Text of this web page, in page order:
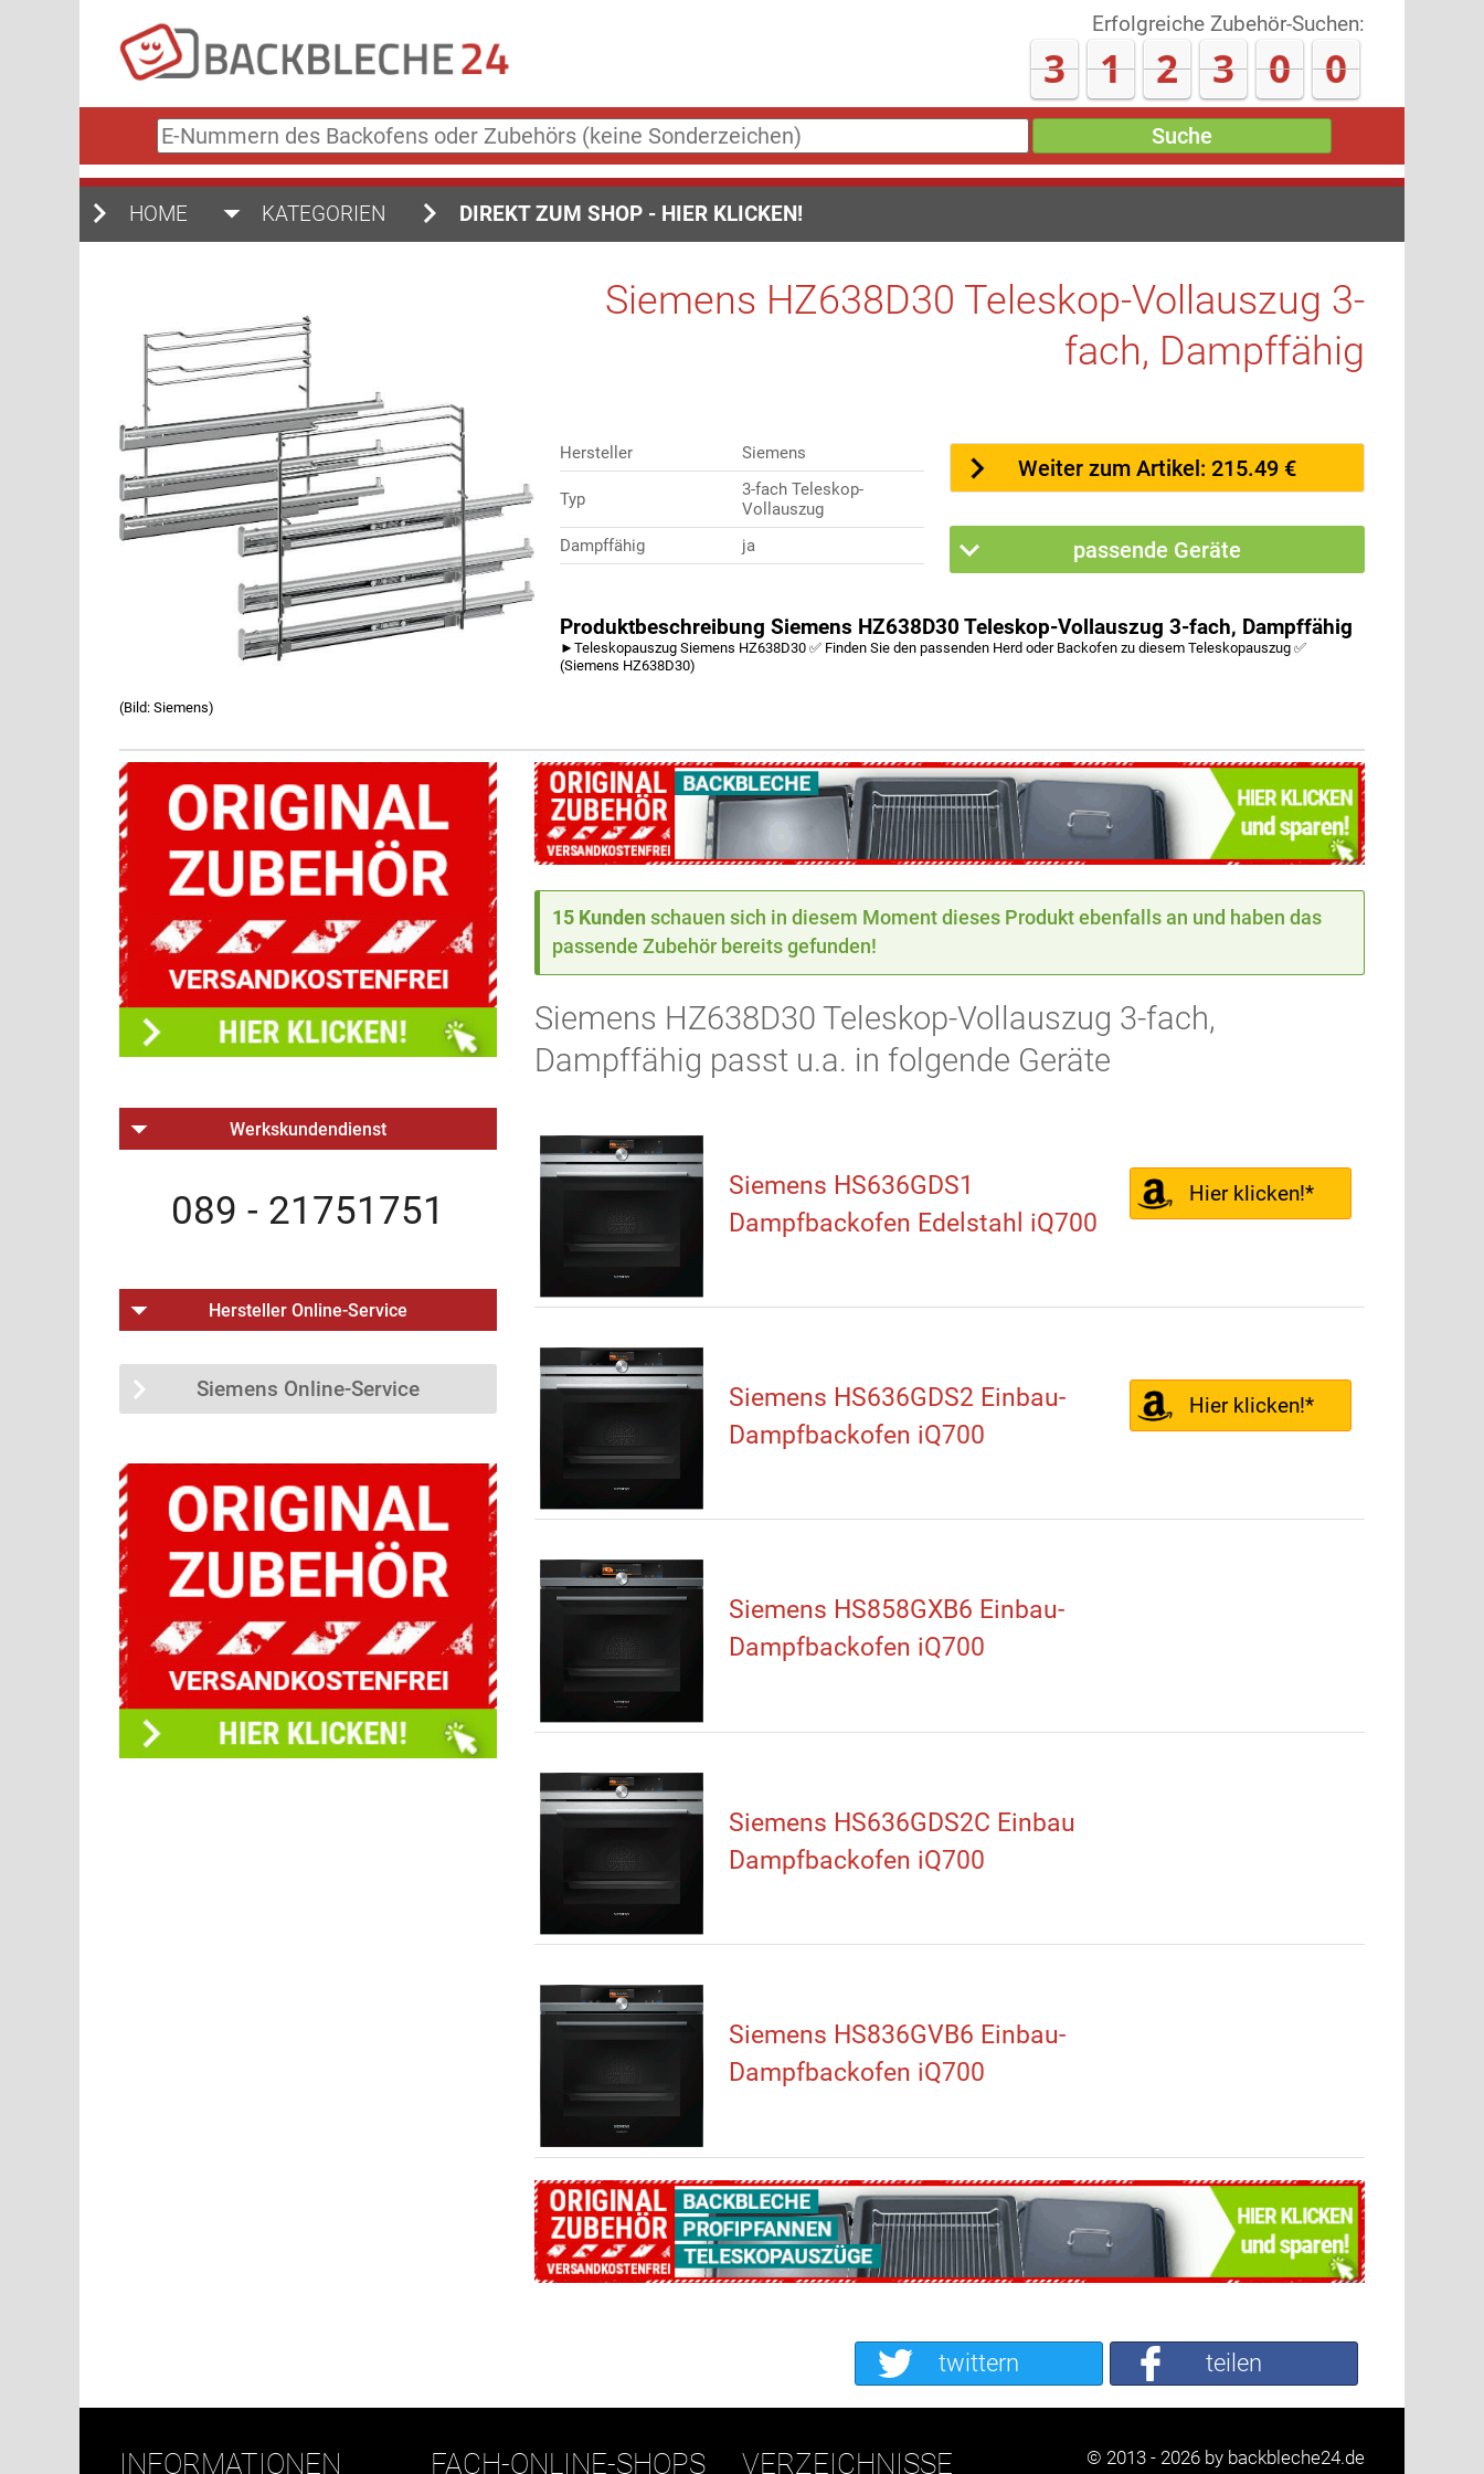
Erfolgreiche Zubehör-Suchen:
3 1 2 3 0 7
E-
Nummern
des
oder
Suche
HOME KATEGORIEN DIREKT ZUM SHOP - HIER KLICKEN!
(Bild: Siemens)
Siemens HZ638D30 Teleskop-Vollauszug 3-
fach, Dampffähig
Hersteller Siemens
Typ
3-fach Teleskop-
Vollauszug
Dampffähig
ja
Weiter zum Artikel: 215.49 €
passende Geräte
Produktbeschreibung Siemens HZ638D30 Teleskop-Vollauszug 3-fach, Dampffähig
►Teleskopauszug Siemens HZ638D30 ✅ Finden Sie den passenden Herd oder Backofen zu diesem Teleskopauszug ✅
(Siemens HZ638D30)
15 Kunden schauen sich in diesem Moment dieses Produkt ebenfalls an und haben das
passende Zubehör bereits gefunden!
Siemens HZ638D30 Teleskop-Vollauszug 3-fach,
Dampffähig passt u.a. in folgende Geräte
Siemens HS636GDS1
Dampfbackofen Edelstahl iQ700
Hier klicken!*
Siemens HS636GDS2 Einbau-
Dampfbackofen iQ700
Hier klicken!*
Siemens HS858GXB6 Einbau-
Dampfbackofen iQ700
Siemens HS636GDS2C Einbau
Dampfbackofen iQ700
Siemens HS836GVB6 Einbau-
Dampfbackofen iQ700
Werkskundendienst
089 - 21751751
Hersteller Online-Service
Siemens Online-Service
teilen
twittern
INFORMATIONEN FACH-ONLINE-SHOPS VERZEICHNISSE © 2013 - 2026 by backbleche24.de